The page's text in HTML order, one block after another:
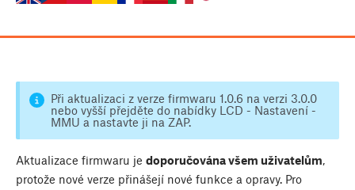
Při aktualizaci z verze firmwaru 1.0.6 na verzi 3.0.0
nebo vyšší přejděte do nabídky LCD - Nastavení -
MMU a nastavte ji na ZAP.
Aktualizace firmwaru je doporučována všem uživatelům,
protože nové verze přinášejí nové funkce a opravy. Pro